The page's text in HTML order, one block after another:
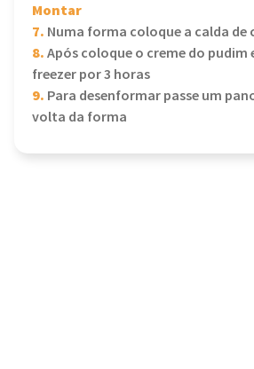
Montar
7. Numa forma coloque a calda
8.Após coloque o creme do pudim
freezer por 3 horas
9. Para desenformar passe um
volta da forma